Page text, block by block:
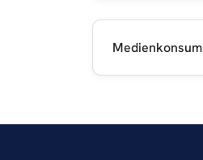
Medienkonsum